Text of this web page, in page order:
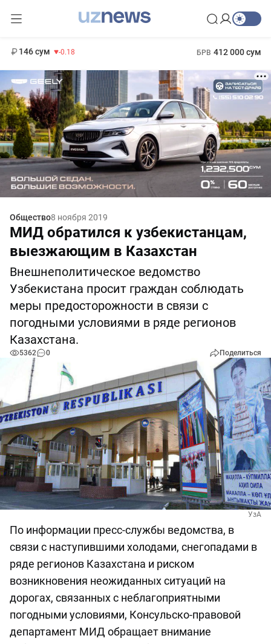
146 сум -0.18 БРВ 412 000 сум
Общество8 ноября 2019
МИД обратился к узбекистанцам,
выезжающим в Казахстан
Внешнеполитическое ведомство
Узбекистана просит граждан соблюдать
меры предосторожности в связи с
погодными условиями в ряде регионов
Казахстана.
5362 0 Поделиться
УзА
По информации пресс-службы ведомства, в
связи с наступившими холодами, снегопадами в
ряде регионов Казахстана и риском
возникновения неожиданных ситуаций на
дорогах, связанных с неблагоприятными
погодными условиями, Консульско-правовой
департамент МИД обращает внимание